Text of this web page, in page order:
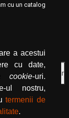
a acestui
cu date,
cookie-uri.
ul nostru,
termenii de
.
cu un catalog
de abonare.